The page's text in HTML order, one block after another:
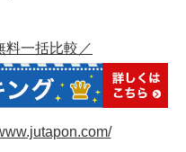
料一括比較／